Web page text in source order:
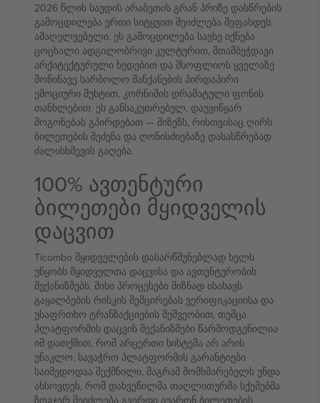
2026 წლის საუდის არაბეთის გრან პრიზე დასწრების
გამოცდილება ერთი სიტყვით შეიძლება შეფასდეს:
ამაღელვებელი. ეს გამოცდილება სავსე იქნება
ცოცხალი ადგილობრივი კულტურით, შთამბეჭდავი
არქიტექტურული ხედებით და მსოფლიოს ყველაზე
მოწინავე სარბოლო მანქანების პირდაპირი
ემოციური მუხტით, კორნიშის დრამატული ფონის
თანხლებით. ეს განსაკუთრებულ, დაუვიწყარ
მოგონებას გპირდებათ — მიზეზს, რისთვისაც ღირს
ბილეთების შეძენა და ღონისძიებაზე დასასწრებად
ძალისხმევის გაღება.
100% ავთენტური
ბილეთები მყიდველის
დაცვით
Ticombo მყიდველების დასარწმუნებლად ხელს
უწყობს მყიდველთა დაცვისა და ავთენტურობის
მექანიზმებს. მისი პროცესები მიზნად ისახავს
გაყალბების რისკის შემცირებას ვერიფიკაციისა და
უსაფრთხო ტრანზაქციების მეშვეობით, თუმცა
პლატფორმის დაცვის მექანიზმები წარმოდგენილია
იმ დათქმით, რომ არცერთი სისტემა არ არის
უნაკლო. სავაჭრო პლატფორმის გარანტიები
საიმედოდაა შექმნილი, მაგრამ მომხმარებელს უნდა
ახსოვდეს, რომ დახვეწილმა თაღლითურმა სქემებმა
ზოგჯერ შეიძლება გვერდი აუარონ ბილეთების